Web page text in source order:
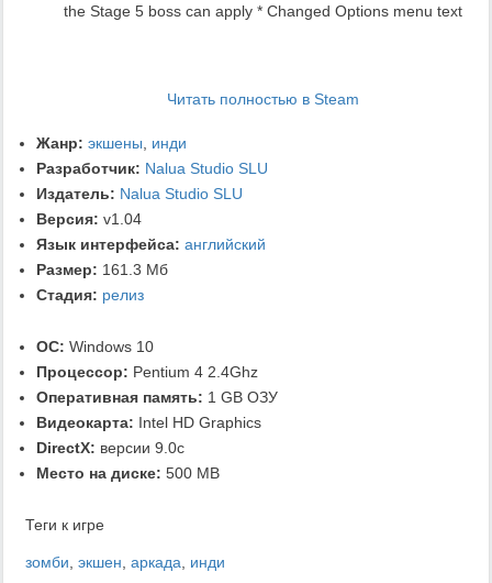
the Stage 5 boss can apply * Changed Options menu text
Читать полностью в Steam
Жанр: экшены
инди
Разработчик: Nalua Studio SLU
Издатель: Nalua Studio SLU
Версия: v1.04
Язык интерфейса: английский
Размер: 161.3 Мб
Стадия: релиз
ОС: Windows 10
Процессор: Pentium 4 2.4Ghz
Оперативная память: 1 GB ОЗУ
Видеокарта: Intel HD Graphics
DirectX: версии 9.0c
Место на диске: 500 MB
Теги к игре
зомби экшен аркада инди